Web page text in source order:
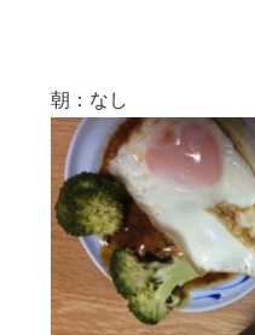
朝：なし